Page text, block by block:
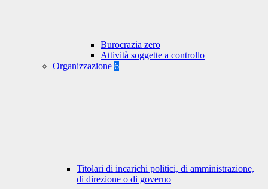
Burocrazia zero
Attività soggette a controllo
Organizzazione 6
Titolari di incarichi politici, di amministrazione,
di direzione o di governo